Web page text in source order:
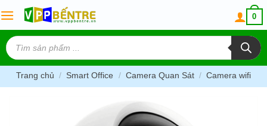
to
content
0
Tìm
kiếm
sản
phẩm
Trang chủ / Smart Office / Camera Quan Sát / Camera wifi